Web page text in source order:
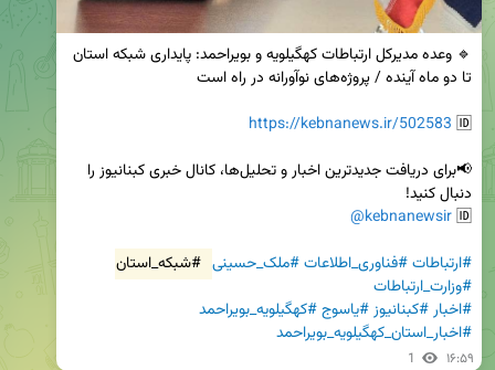
🆔
https://kebnanews.ir/502583
🆔
@kebnanewsir
#ارتباطات#فناوری_اطلاعات#ملک_حسینی #شبکه_استان
#وزارت_ارتباطات
#اخبار#کبنانیوز#یاسوج#کهگیلویه_بویراحمد
#اخبار_استان_کهگیلویه_بویراحمد
1 ۱۶:۵۹